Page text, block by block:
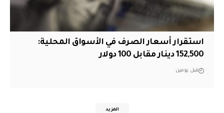
استقرار أسعار الصرف في الأسواق المحلية:
152,500 دينار مقابل 100 دولار
قبل يومين
المزيد